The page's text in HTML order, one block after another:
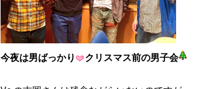
今夜は男ばっかり クリスマス前の男子会